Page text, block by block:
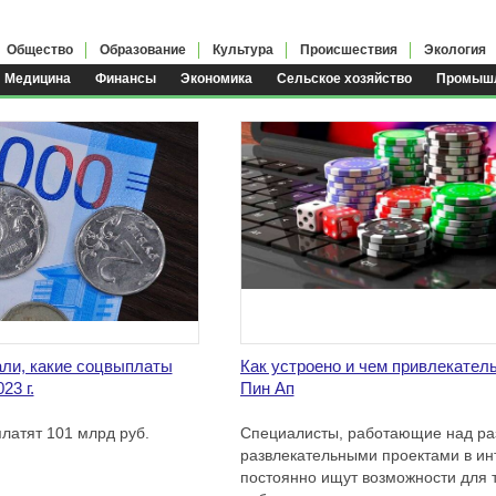
Медицина Финансы Экономика Сельское хозяйство
Общество Образование Культура Происшествия Экология
какие соцвыплаты
г.
101 млрд руб.
Как устроено и чем
Пин Ап
Специалисты, работающие над
развлекательными проектами в
постоянно ищут возможности для